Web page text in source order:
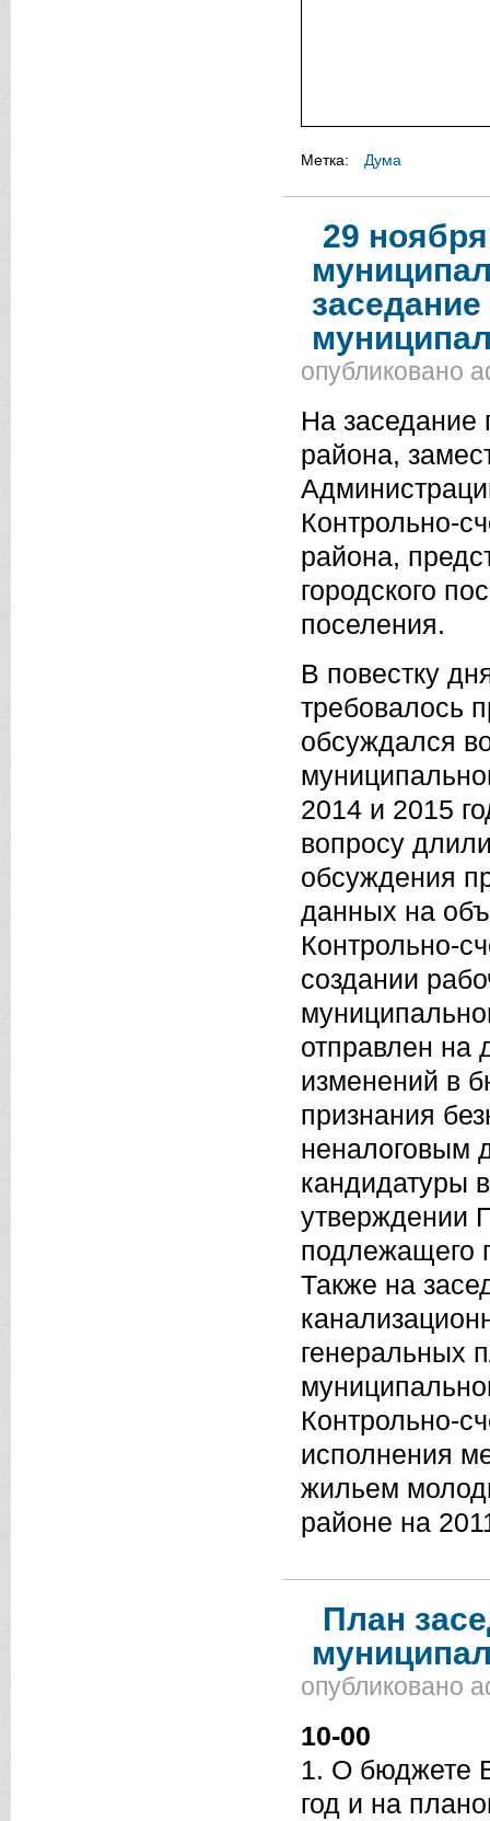
Метка: Дума
29
опубликовано
На заседание
района,
Контрольно-
района,
городского
поселения.
В повестку
требовалось
обсуждался
2014 и 2015
вопросу
обсуждения
данных на
Контрольно-
создании
отправлен на
изменений в
признания
неналоговым
кандидатуры
утверждении
подлежащего
Также на
генеральных
Контрольно-
исполнения
жильем
районе на
План
опубликовано
10-00
1. О бюджете
год и на